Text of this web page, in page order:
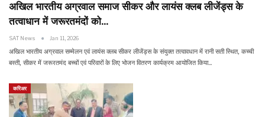
अखिल भारतीय अग्रवाल समाज सीकर और लायंस क्लब लीजेंड्स के
तत्वाधान में जरूरतमंदों को…
SAT News Jan 11, 2026
अखिल भारतीय अग्रवाल सम्मेलन एवं लायंस क्लब सीकर लीजेंड्स के संयुक्त तत्वावधान में रानी सती स्थित, कच्ची
बस्ती, सीकर में जरूरतमंद बच्चों एवं परिवारों के लिए भोजन वितरण कार्यक्रम आयोजित किया…
करिअर